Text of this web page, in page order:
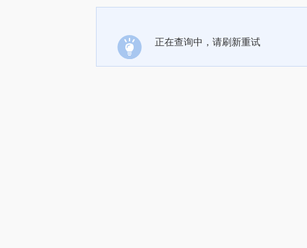
正在查询中，请刷新重试